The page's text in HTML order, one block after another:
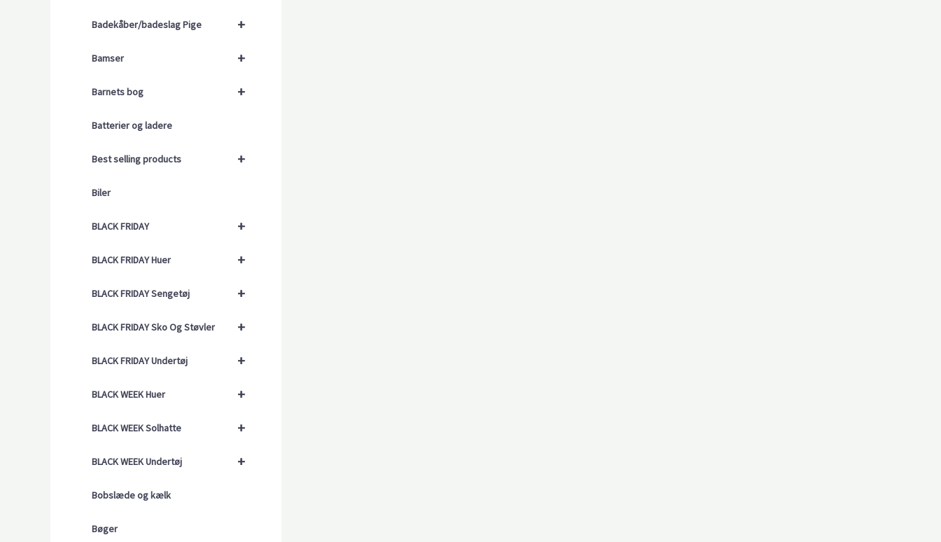
+
Badekåber/badeslag Pige
+
Bamser
+
Barnets bog
Batterier og ladere
+
Best selling products
Biler
+
BLACK FRIDAY
+
BLACK FRIDAY Huer
+
BLACK FRIDAY Sengetøj
+
BLACK FRIDAY Sko Og Støvler
+
BLACK FRIDAY Undertøj
+
BLACK WEEK Huer
+
BLACK WEEK Solhatte
+
BLACK WEEK Undertøj
Bobslæde og kælk
Bøger